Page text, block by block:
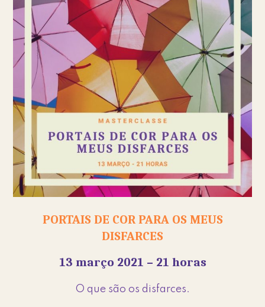
PORTAIS DE COR PARA OS MEUS
DISFARCES
13 março 2021 – 21 horas
O que são os disfarces.